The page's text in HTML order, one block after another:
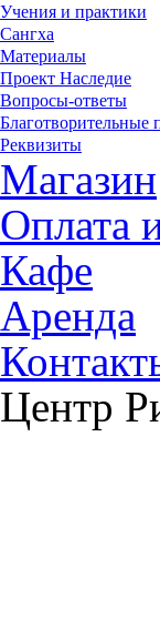
Учения и практики
Сангха
Материалы
Проект Наследие
Вопросы-ответы
Благотворительные
Реквизиты
Магазин
Оплата
Кафе
Аренда
Центр